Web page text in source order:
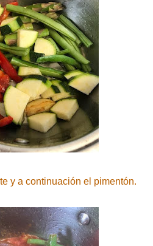
y a continuación el pimentón.